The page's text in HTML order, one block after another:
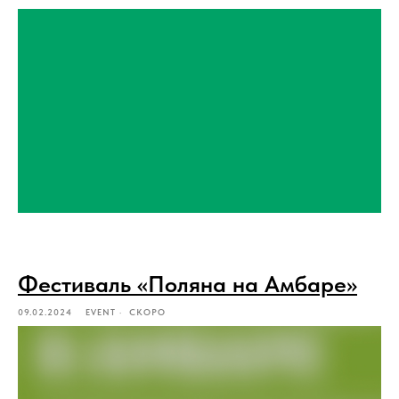
Фестиваль «Поляна на Амбаре»
09.02.2024 EVENT СКОРО